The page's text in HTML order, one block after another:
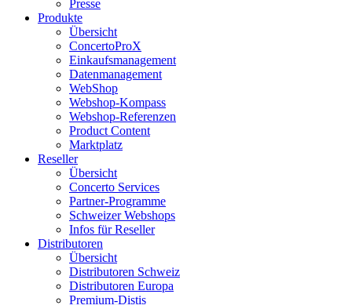
Presse
Produkte
Übersicht
ConcertoProX
Einkaufsmanagement
Datenmanagement
WebShop
Webshop-Kompass
Webshop-Referenzen
Product Content
Marktplatz
Reseller
Übersicht
Concerto Services
Partner-Programme
Schweizer Webshops
Infos für Reseller
Distributoren
Übersicht
Distributoren Schweiz
Distributoren Europa
Premium-Distis